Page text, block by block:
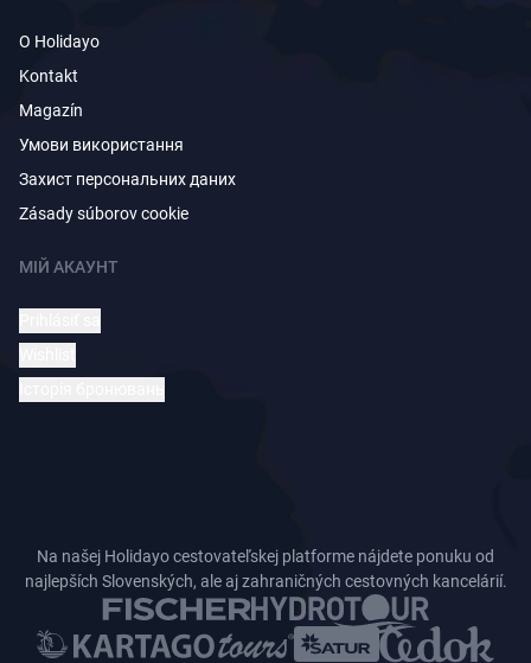
O Holidayo
Kontakt
Magazín
Умови використання
Захист персональних даних
Zásady súborov cookie
МІЙ АКАУНТ
Na našej Holidayo cestovateľskej platforme nájdete ponuku od
najlepších Slovenských, ale aj zahraničných cestovných kancelárií.